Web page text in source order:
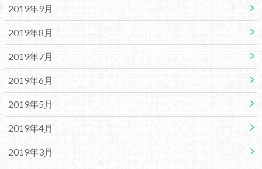
2019年9月
2019年8月
2019年7月
2019年6月
2019年5月
2019年4月
2019年3月